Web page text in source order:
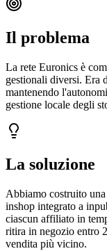
Il problema
La rete Euronics è
gestionali diversi. Era
mantenendo
gestione locale degli
La soluzione
Abbiamo costruito
inshop integrato a
ciascun affiliato in
ritira in negozio entro
vendita più vicino.